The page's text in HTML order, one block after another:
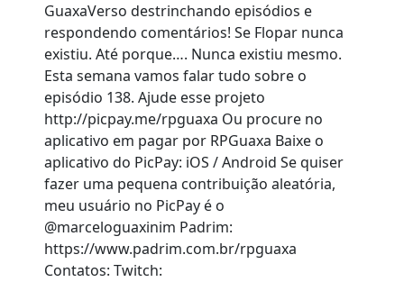
GuaxaVerso destrinchando episódios e
respondendo comentários! Se Flopar nunca
existiu. Até porque…. Nunca existiu mesmo.
Esta semana vamos falar tudo sobre o
episódio 138. Ajude esse projeto
http://picpay.me/rpguaxa Ou procure no
aplicativo em pagar por RPGuaxa Baixe o
aplicativo do PicPay: iOS / Android Se quiser
fazer uma pequena contribuição aleatória,
meu usuário no PicPay é o
@marceloguaxinim Padrim:
https://www.padrim.com.br/rpguaxa
Contatos: Twitch: